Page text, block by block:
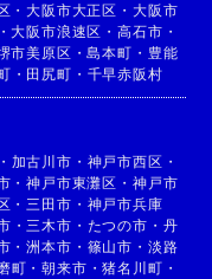
・大阪市大正区 ・ 大阪市
・大阪市浪速区 ・高石市 ・
市美原区 ・島本町 ・ 豊能
・ 田尻町 ・ 千早赤阪村
・ 加古川市 ・ 神戸市西区 ・
・神戸市東灘区 ・ 神戸市
・ 三田市 ・ 神戸市兵庫
・ 三木市 ・ たつの市 ・ 丹
・洲本市 ・ 篠山市 ・ 淡路
町 ・朝来市 ・猪名川町 ・